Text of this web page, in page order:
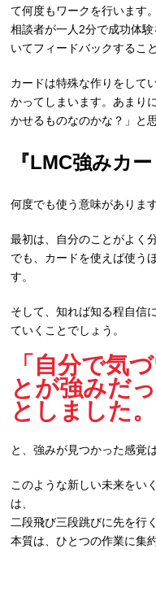
て何度もワークを行います。
相談者が一人2分で成功体
いてフィードバックするこ
カードは特殊な作りをして
かってしまいます。あまり
かせるものなのかな？」と
『LMC強みカ
何度でも使う意味があります
最初は、自分のことがよく
でも、カードを使えば使う
す。
そして、知れば知る程自信
ていくことでしょう。
「自分で気
とが強みだ
としました。
と、強みが見つかった感覚
このような新しい未来をい
は、
二段飛び三段跳びに先を行
本質は、ひとつの作業に集